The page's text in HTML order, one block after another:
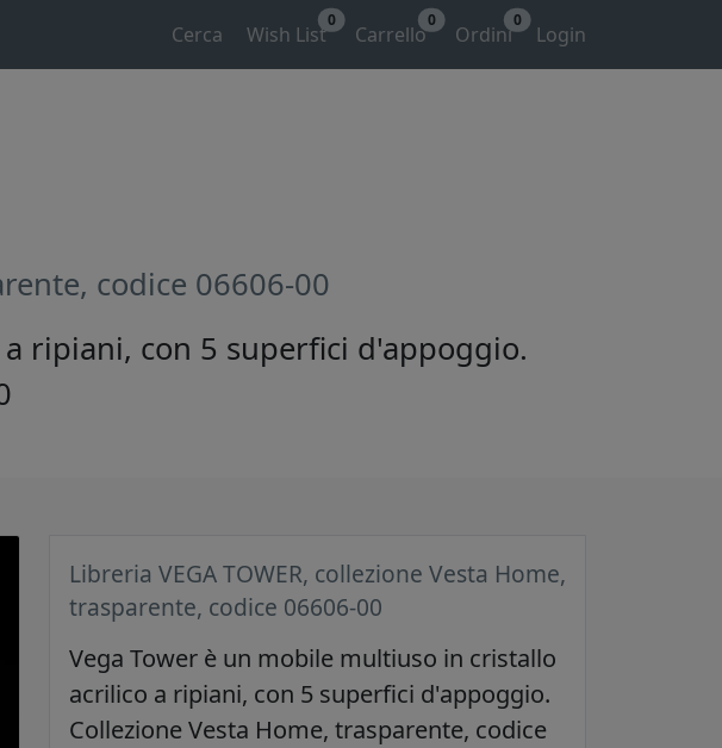
Cerca Wish List
0
Carrello
0
Ordini
0
Login
codice 06606-00
ripiani, con 5 superfici d'appoggio.
Libreria VEGA TOWER, collezione Vesta Home,
trasparente, codice 06606-00
Vega Tower è un mobile multiuso in cristallo
acrilico a ripiani, con 5 superfici d'appoggio.
Collezione Vesta Home, trasparente, codice